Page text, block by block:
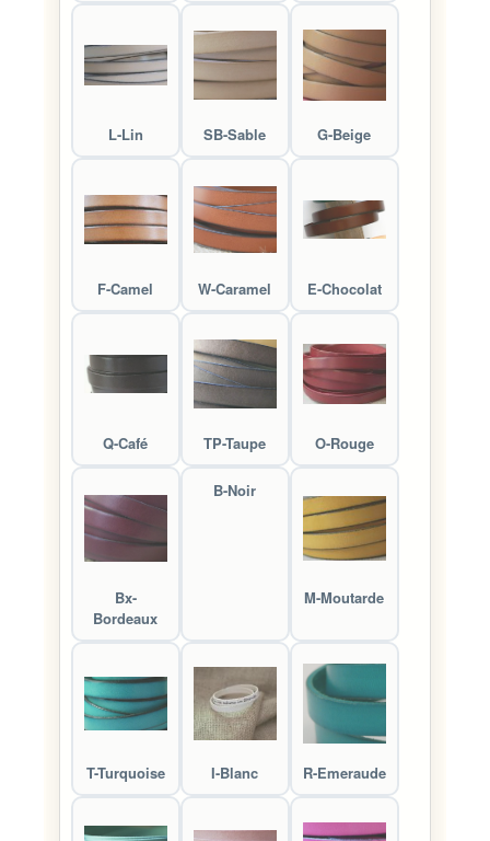
L-Lin SB-Sable G-Beige
F-Camel W-Caramel E-Chocolat
Q-Café TP-Taupe O-Rouge
Bx-
Bordeaux
B-Noir
M-Moutarde
T-Turquoise I-Blanc R-Emeraude